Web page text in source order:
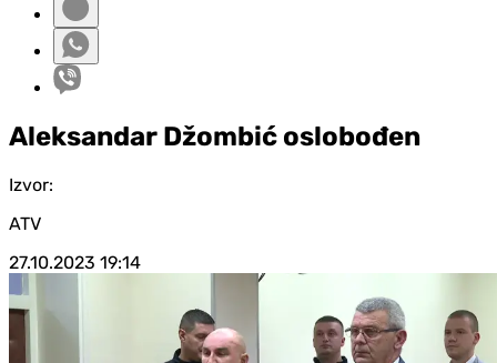
Aleksandar Džombić oslobođen
Izvor:
ATV
27.10.2023 19:14